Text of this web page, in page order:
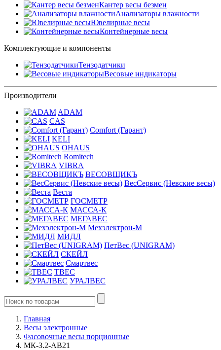
Кантер весы безмен
Анализаторы влажности
Ювелирные весы
Контейнерные весы
Комплектующие и компоненты
Тензодатчики
Весовые индикаторы
Производители
ADAM
CAS
Comfort (Гарант)
KELI
OHAUS
Romitech
VIBRA
ВЕСОВЩИКЪ
ВесСервис (Невские весы)
Веста
ГОСМЕТР
МАССА-К
МЕГАВЕС
Мехэлектрон-М
МИДЛ
ПетВес (UNIGRAM)
СКЕЙЛ
Смартвес
ТВЕС
УРАЛВЕС
Главная
Весы электронные
Фасовочные весы порционные
МК-3.2-AB21